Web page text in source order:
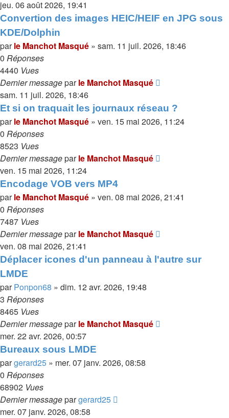
jeu. 06 août 2026, 19:41
Convertion des images HEIC/HEIF en JPG sous
KDE/Dolphin
parle Manchot Masqué » sam. 11 juil. 2026, 18:46
0 Réponses
4440 Vues
Dernier messageparle Manchot Masqué
sam. 11 juil. 2026, 18:46
Et si on traquait les journaux réseau ?
parle Manchot Masqué » ven. 15 mai 2026, 11:24
0 Réponses
8523 Vues
Dernier messageparle Manchot Masqué
ven. 15 mai 2026, 11:24
Encodage VOB vers MP4
parle Manchot Masqué » ven. 08 mai 2026, 21:41
0 Réponses
7487 Vues
Dernier messageparle Manchot Masqué
ven. 08 mai 2026, 21:41
Déplacer icones d'un panneau à l'autre sur
LMDE
parPonpon68 » dim. 12 avr. 2026, 19:48
3 Réponses
8465 Vues
Dernier messageparle Manchot Masqué
mer. 22 avr. 2026, 00:57
Bureaux sous LMDE
pargerard25 » mer. 07 janv. 2026, 08:58
0 Réponses
68902 Vues
Dernier messagepargerard25
mer. 07 janv. 2026, 08:58